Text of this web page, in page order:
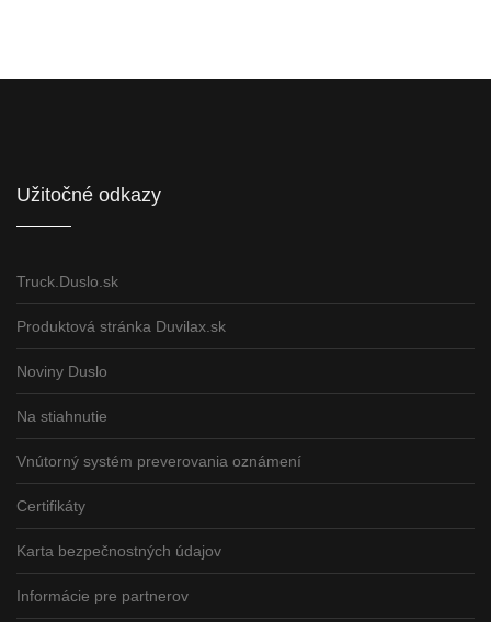
Užitočné odkazy
Truck.Duslo.sk
Produktová stránka Duvilax.sk
Noviny Duslo
Na stiahnutie
Vnútorný systém preverovania oznámení
Certifikáty
Karta bezpečnostných údajov
Informácie pre partnerov